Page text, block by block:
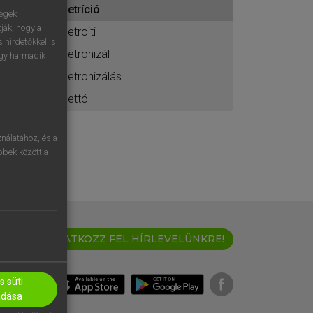
detríció
detroiti
detronizál
detronizálás
dettó
IRATKOZZ FEL HÍRLEVELÜNKRE!
hogy a
hirdetőkkel is
harmadik
és a
között a
süti